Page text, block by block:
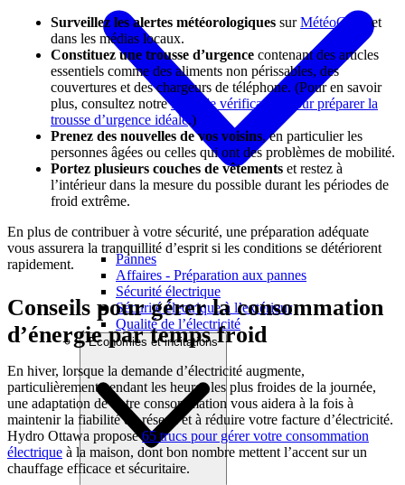
Pannes
Affaires - Préparation aux pannes
Sécurité électrique
Sécurité électrique à l’extérieur
Qualité de l’électricité
Économies et incitations
Surveillez les alertes météorologiques surMétéoCAN
et
dans les médias locaux.
Constituez une trousse d’urgence contenant des articles
essentiels comme des aliments non périssables, des
couvertures et des chargeurs de téléphone. (Pour en savoir
plus, consultez notreListe de vérification pour préparer la
trousse d’urgence idéale.)
Prenez des nouvelles de vos voisins, en particulier les
personnes âgées ou celles qui ont des problèmes de mobilité.
Portez plusieurs couches de vêtements et restez à
l’intérieur dans la mesure du possible durant les périodes de
froid extrême.
En plus de contribuer à votre sécurité, une préparation adéquate
vous assurera la tranquillité d’esprit si les conditions se détériorent
rapidement.
Conseils pour gérer la consommation
d’énergie par temps froid
En hiver, lorsque la demande d’électricité augmente,
particulièrement pendant les heures les plus froides de la journée,
une adaptation de votre consommation vous aidera à la fois à
maintenir la fiabilité du réseau et à réduire votre facture d’électricité.
Hydro Ottawa propose65 trucs pour gérer votre consommation
électrique à la maison, dont bon nombre mettent l’accent sur un
chauffage efficace et sécuritaire.